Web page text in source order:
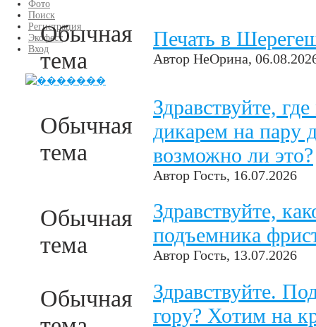
Фото
Поиск
Регистрация
Экофест
Вход
Обычная
тема
Печать в
Автор НеОрина,
Обычная
тема
Здравствуйте,
дикарем на пару
возможно ли это?
Автор Гость, 16.07.2026
Обычная
тема
Здравствуйте,
подъемника
Автор Гость, 13.07.2026
Обычная
Здравствуйте.
гору? Хотим на